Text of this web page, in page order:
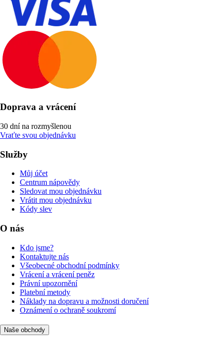
Doprava a vrácení
30 dní na rozmyšlenou
Vraťte svou objednávku
Služby
Můj účet
Centrum nápovědy
Sledovat mou objednávku
Vrátit mou objednávku
Kódy slev
O nás
Kdo jsme?
Kontaktujte nás
Všeobecné obchodní podmínky
Vrácení a vrácení peněz
Právní upozornění
Platební metody
Náklady na dopravu a možnosti doručení
Oznámení o ochraně soukromí
Naše obchody